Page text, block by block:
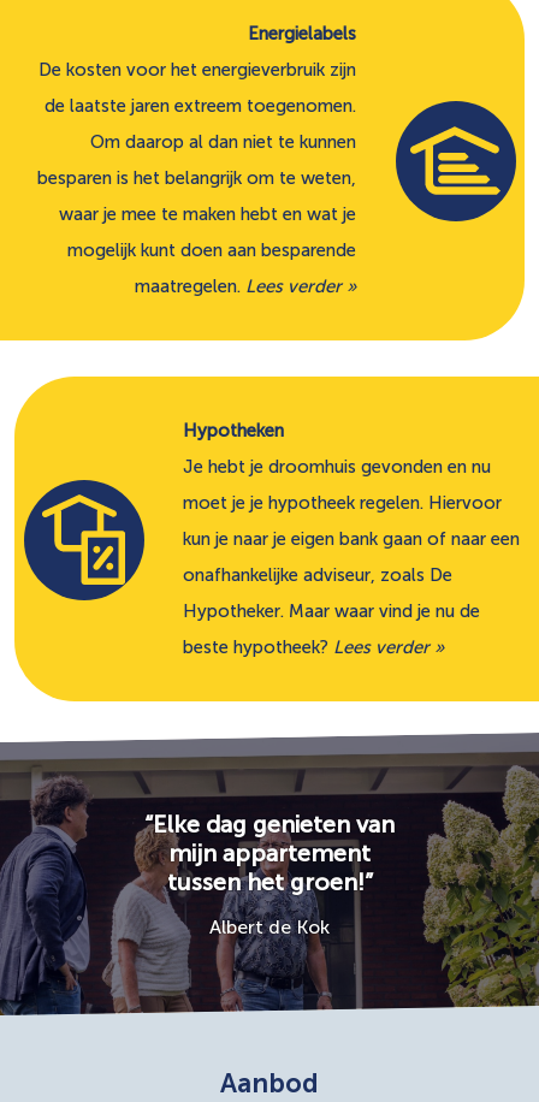
Energielabels
De kosten voor het energieverbruik zijn
de laatste jaren extreem toegenomen.
Om daarop al dan niet te kunnen
besparen is het belangrijk om te weten,
waar je mee te maken hebt en wat je
mogelijk kunt doen aan besparende
maatregelen. Lees verder »
Hypotheken
Je hebt je droomhuis gevonden en nu
moet je je hypotheek regelen. Hiervoor
kun je naar je eigen bank gaan of naar een
onafhankelijke adviseur, zoals De
Hypotheker. Maar waar vind je nu de
beste hypotheek? Lees verder »
“Elke dag genieten van
mijn appartement
tussen het groen!”
Albert de Kok
Aanbod